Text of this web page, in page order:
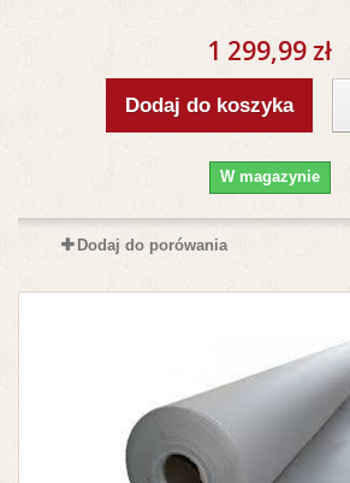
1 299,99 zł
Dodaj do koszyka
W magazynie
Dodaj do porówania